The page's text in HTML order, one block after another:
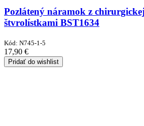
Pozlátený náramok z chirurgickej
štvrolístkami BST1634
Kód: N745-1-5
17,90 €
Pridať do wishlist